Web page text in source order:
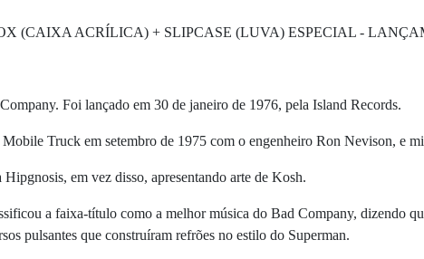
(CAIXA ACRÍLICA) + SLIPCASE (LUVA) ESPECIAL -
Foi lançado em 30 de janeiro de 1976, pela Island Records.
Truck em setembro de 1975 com o engenheiro Ron Nevison, e
em vez disso, apresentando arte de Kosh.
a faixa-título como a melhor música do Bad Company, dizendo
pulsantes que construíram refrões no estilo do Superman.